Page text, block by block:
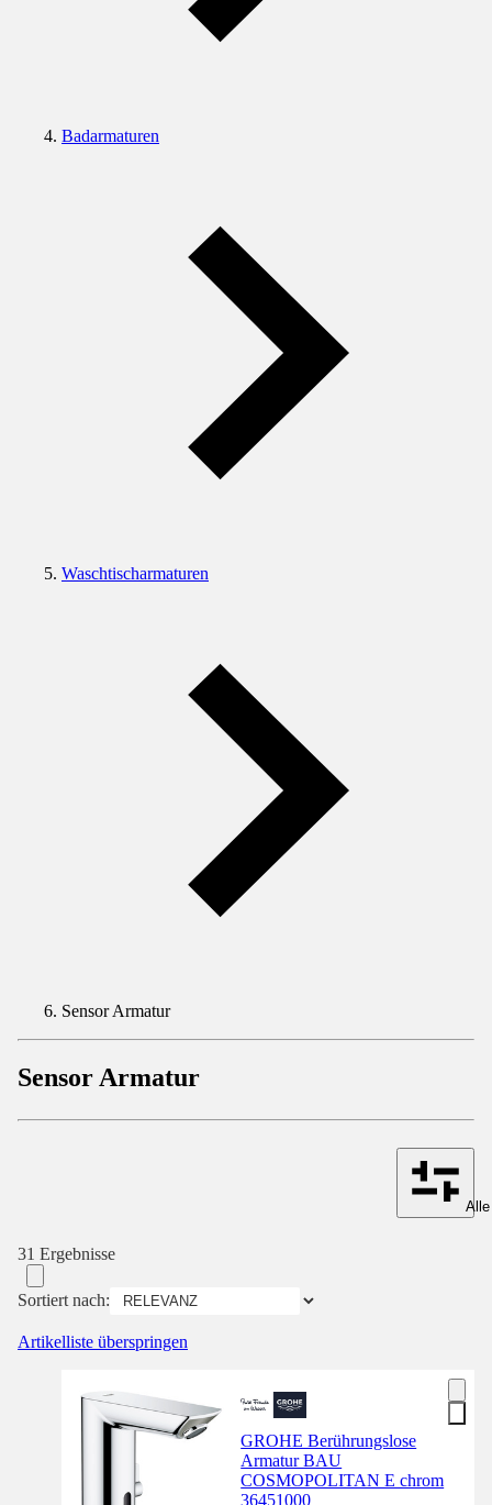
Badarmaturen
Waschtischarmaturen
Sensor Armatur
Sensor Armatur
31 Ergebnisse
Sortiert nach:
Artikelliste überspringen
GROHE Berührungslose
Armatur BAU
COSMOPOLITAN E chrom
36451000